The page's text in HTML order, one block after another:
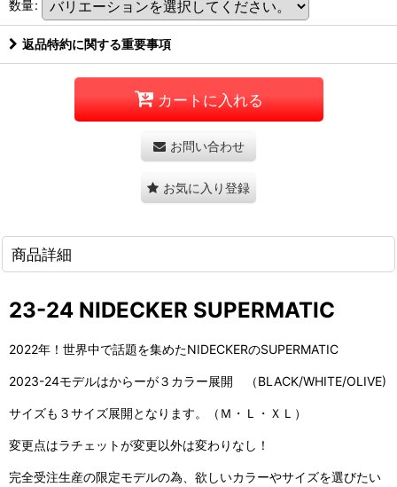
数量:
返品特約に関する重要事項
カートに入れる
お問い合わせ
お気に入り登録
商品詳細
23-24 NIDECKER SUPERMATIC
2022年！世界中で話題を集めたNIDECKERのSUPERMATIC
2023-24モデルはからーが３カラー展開 （BLACK/WHITE/OLIVE)
サイズも３サイズ展開となります。（Ｍ・Ｌ・ＸＬ）
変更点はラチェットが変更以外は変わりなし！
完全受注生産の限定モデルの為、欲しいカラーやサイズを選びたい